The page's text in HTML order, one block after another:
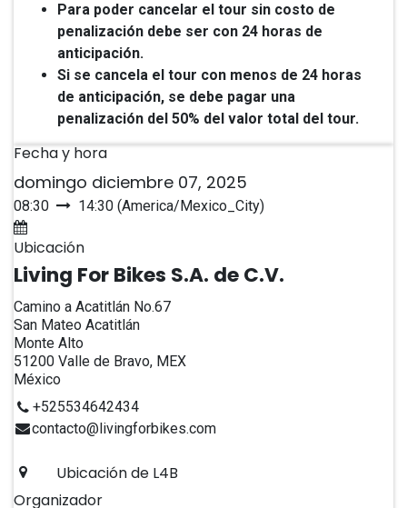
Para poder cancelar el tour sin costo de
penalización debe ser con 24 horas de
anticipación.
Si se cancela el tour con menos de 24 horas
de anticipación, se debe pagar una
penalización del 50% del valor total del tour.
Fecha y hora
domingo diciembre 07, 2025
08:30 14:30 (America/Mexico_City)
Ubicación
Living For Bikes S.A. de C.V.
Camino a Acatitlán No.67
San Mateo Acatitlán
Monte Alto
51200 Valle de Bravo, MEX
México
+525534642434
contacto@livingforbikes.com
Ubicación de L4B
Organizador